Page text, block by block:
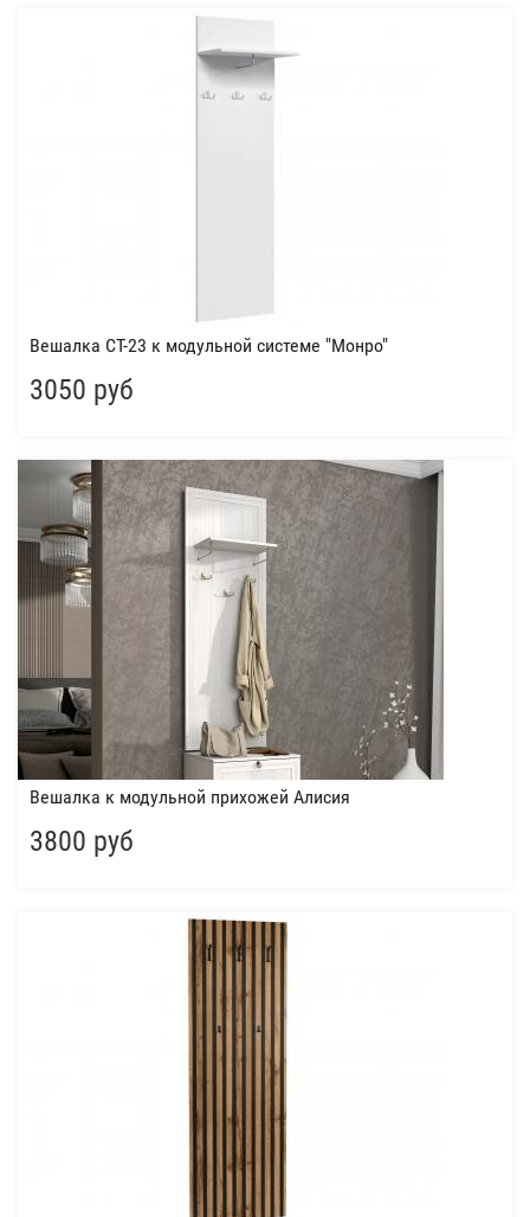
Вешалка СТ-23 к модульной системе "Монро"
3050 руб
Вешалка к модульной прихожей Алисия
3800 руб